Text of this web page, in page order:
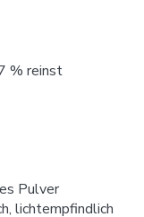
% reinst
Pulver
lichtempfindlich